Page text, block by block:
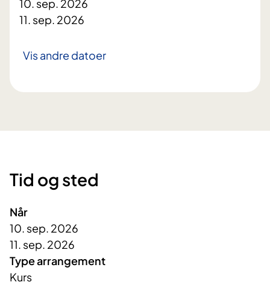
10. sep. 2026
11. sep. 2026
Vis andre datoer
Tid og sted
Når
10. sep. 2026
11. sep. 2026
Type arrangement
Kurs